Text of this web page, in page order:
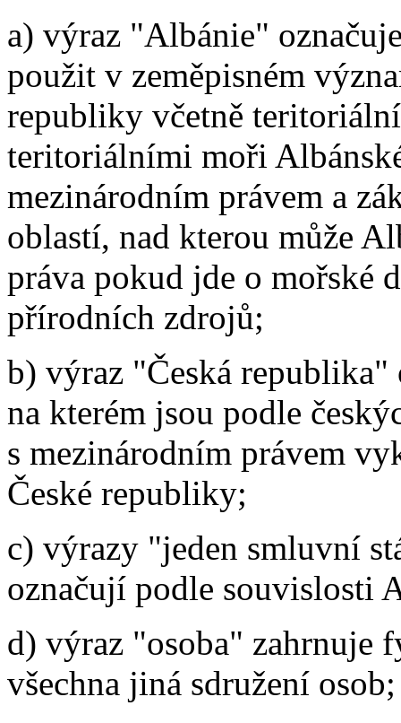
a) výraz "Albánie"
použit v zeměpisném
republiky včetně
teritoriálními moři
mezinárodním právem a
oblastí, nad kterou může
práva pokud jde o mořské
přírodních zdrojů;
b) výraz "Česká republika"
na kterém jsou podle
s mezinárodním právem
České republiky;
c) výrazy "jeden smluvní
označují podle souvislosti
d) výraz "osoba" zahrnuje
všechna jiná sdružení osob;